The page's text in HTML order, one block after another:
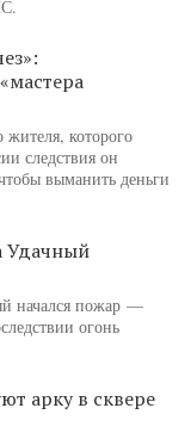
жителя, которого
следствия он
выманить деньги
Удачный
начался пожар —
огонь
арку в сквере